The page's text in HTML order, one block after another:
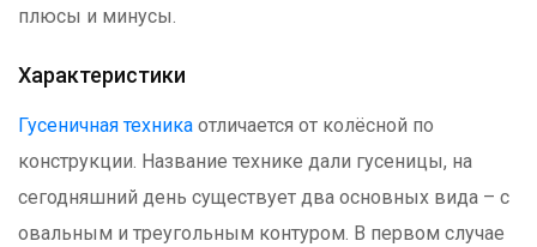
плюсы и минусы.
Характеристики
Гусеничная техника отличается от колёсной по
конструкции. Название технике дали гусеницы, на
сегодняшний день существует два основных вида – с
овальным и треугольным контуром. В первом случае